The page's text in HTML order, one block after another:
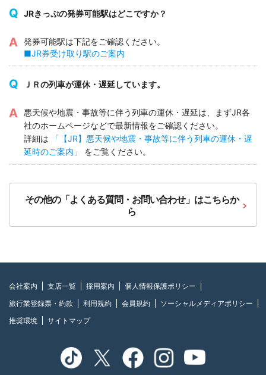
JRきっぷの発券可能駅はどこですか？
発券可能駅は下記をご確認ください。
■JR券受け取り駅のご案内
ＪＲの列車が運休・遅延しています。
悪天候や地震・事故等に伴う列車の運休・遅延は、まずJR各
社のホームページなどで最新情報をご確認ください。
詳細は
「【JR】悪天候や地震・事故等に伴う列車の運休・遅
延時のご案内」
をご覧ください。
その他の「よくある質問・お問い合わせ」はこちらか
ら
会社案内 支店一覧 採用案内
個人情報保護ポリシー
旅行業登録票・約款
利用規約 会員規約
ソーシャルメディアポリシー
推奨環境
サイトマップ